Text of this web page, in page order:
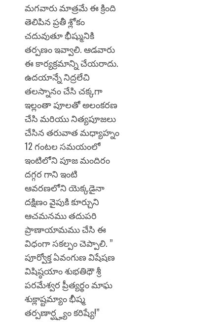
మగవారు మాత్రమే ఈ క్రింది
తెలిపిన ప్రతీ శ్లోకం
చదువుతూ భీష్మునికి
తర్పణం ఇవ్వాలి. ఆడవారు
ఈ కార్యక్రమాన్ని చేయరాదు.
ఉదయాన్నే నిద్రలేచి
తలస్నానం చేసి చక్కగా
ఇల్లంతా పూలతో అలంకరణ
చేసి మరియు నిత్యపూజలు
చేసిన తరువాత మధ్యాహ్నం
12 గంటల సమయంలో
ఇంటిలోని పూజ మందిరం
దగ్గర గాని ఇంటి
ఆవరణలోని యెక్కడైనా
దక్షిణం వైపుకి కూర్చుని
ఆచమనము తదుపరి
ప్రాణాయామము చేసి ఈ
విధంగా సకల్పం చెప్పాలి. ”
పూర్వోక్త ఏవంగుణ విషేషణ
విషిష్ఠయాం శుభతిధౌ శ్రీ
పరమేశ్వర ప్రీత్యర్థం మాఘ
శుక్లాష్టమ్యాం భీష్మ
తర్పణార్ఘ్హ్యం కరిష్యే!”